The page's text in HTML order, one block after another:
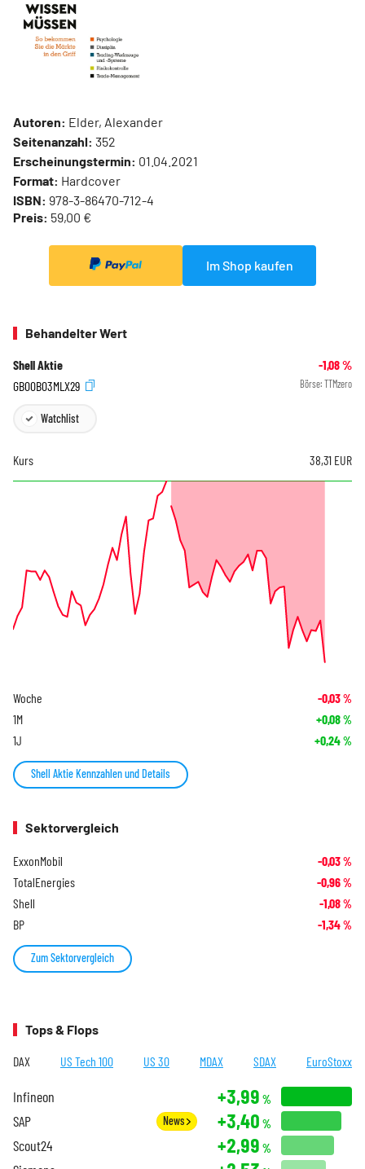
Autoren: Elder, Alexander
Seitenanzahl: 352
Erscheinungstermin: 01.04.2021
Format: Hardcover
ISBN: 978-3-86470-712-4
Preis: 59,00 €
Im Shop kaufen
Behandelter Wert
Shell Aktie -1,08%
GB00B03MLX29
Börse: TTMzero
Watchlist
Kurs 38,31 EUR
Woche -0,03%
1M +0,08%
1J +0,24%
Shell Aktie Kennzahlen und Details
Sektorvergleich
ExxonMobil -0,03%
TotalEnergies -0,96%
Shell -1,08%
BP -1,34%
Zum Sektorvergleich
Tops & Flops
DAX US Tech 100 US 30 MDAX SDAX EuroStoxx
Infineon +3,99 %
SAP News +3,40 %
Scout24 +2,99 %